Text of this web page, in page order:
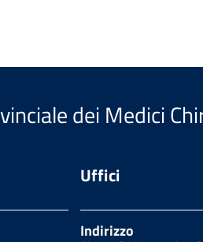
dei Medici
Uffici
Indirizzo